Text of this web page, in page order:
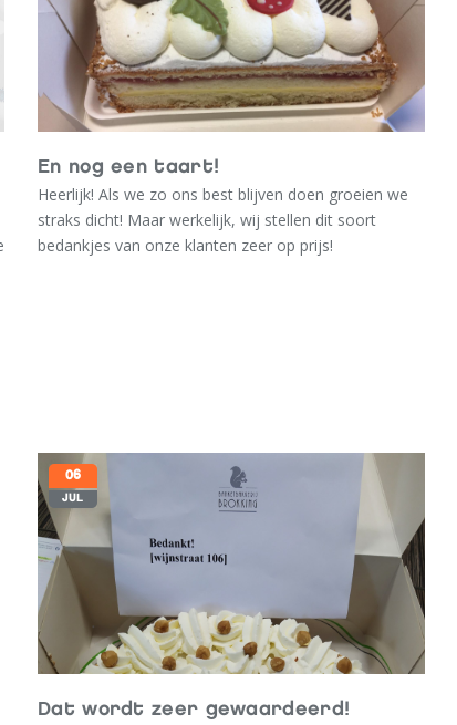
En nog een taart!
Heerlijk! Als we zo ons best blijven doen groeien we
straks dicht! Maar werkelijk, wij stellen dit soort
bedankjes van onze klanten zeer op prijs!
06
JUL
Dat wordt zeer gewaardeerd!